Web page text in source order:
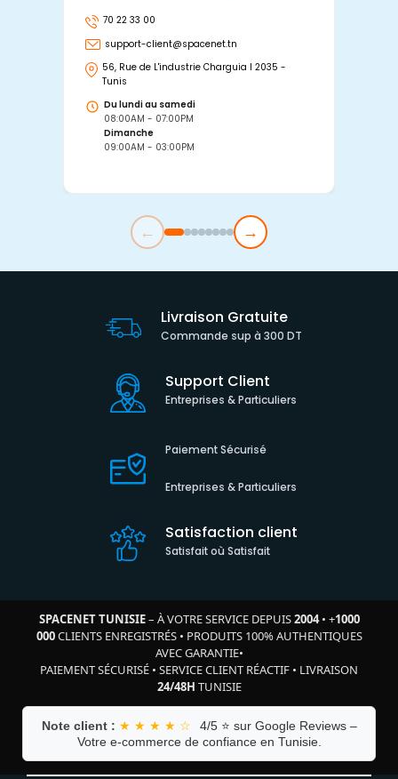
70 22 33 00
support-client@spacenet.tn
56, Rue de L'industrie Charguia I 2035 -
Tunis
Du lundi au samedi
08:00AM - 07:00PM
Dimanche
09:00AM - 03:00PM
← →
Livraison Gratuite
Commande sup à 300 DT
Support Client
Entreprises & Particuliers
Paiement Sécurisé
Entreprises & Particuliers
Satisfaction client
Satisfait où Satisfait
SPACENET TUNISIE– À VOTRE SERVICE DEPUIS2004• +1000
000CLIENTS ENREGISTRÉS• PRODUITS 100% AUTHENTIQUES
AVEC GARANTIE•
PAIEMENT SÉCURISÉ • SERVICE CLIENT RÉACTIF • LIVRAISON
24/48H TUNISIE
Note client : ★ ★ ★ ★ ☆
4/5 ⭐ sur Google Reviews –
Votre e-commerce de confiance en Tunisie.